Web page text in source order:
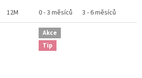
12M
0 - 3 měsíců
3 - 6 měsíců
Akce
Tip